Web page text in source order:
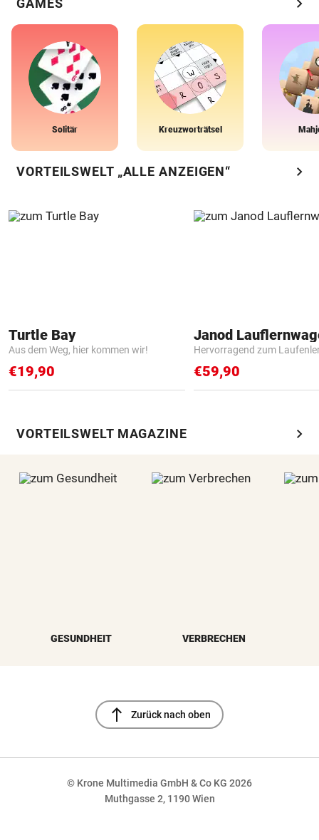
GAMES
Solitär Kreuzworträtsel
VORTEILSWELT „ALLE ANZEIGEN“ chevron_right
Turtle Bay
Aus dem Weg, hier kommen wir!
€19,90
Janod
Hervorragend zum
€59,90
VORTEILSWELT MAGAZINE chevron_right
GESUNDHEIT VERBRECHEN
north Zurück nach oben
© Krone Multimedia GmbH & Co KG 2026
Muthgasse 2, 1190 Wien